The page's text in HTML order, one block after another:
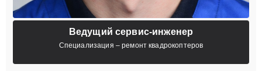
Ведущий сервис-инженер
Специализация – ремонт квадрокоптеров